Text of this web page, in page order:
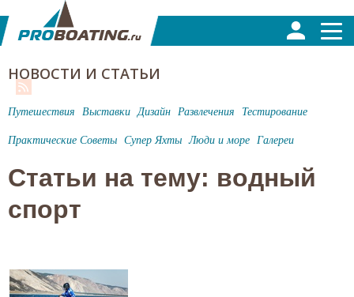
НОВОСТИ И СТАТЬИ
Путешествия Выставки Дизайн Развлечения Тестирование
Практические Советы Супер Яхты Люди и море Галереи
Статьи на тему: водный
спорт